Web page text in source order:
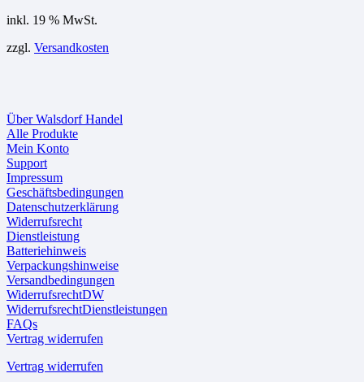
inkl. 19 % MwSt.
zzgl. Versandkosten
Über Walsdorf Handel
Alle Produkte
Mein Konto
Support
Impressum
Geschäftsbedingungen
Datenschutzerklärung
Widerrufsrecht
Dienstleistung
Batteriehinweis
Verpackungshinweise
Versandbedingungen
WiderrufsrechtDW
WiderrufsrechtDienstleistungen
FAQs
Vertrag widerrufen
Vertrag widerrufen